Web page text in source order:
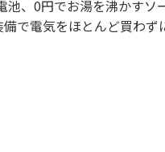
、0円でお湯を沸かすソ
で電気をほとんど買わず